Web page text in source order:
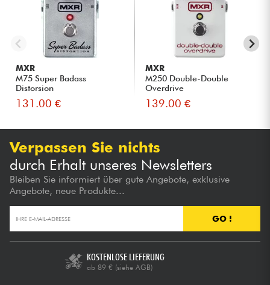
MXR
M75 Super Badass
Distorsion
131.00 €
MXR
M250 Double-Double
Overdrive
139.00 €
Verpassen Sie nichts
durch Erhalt unseres Newsletters
Bleiben Sie informiert über gute Angebote, exklusive
Angebote, neue Produkte...
GO !
KOSTENLOSE LIEFERUNG
ab 89 € (siehe AGB)